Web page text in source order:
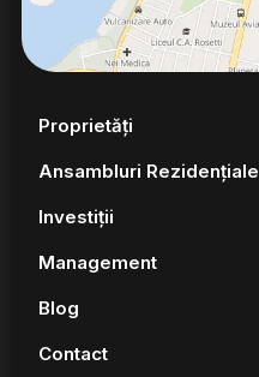
Proprietăți
Ansambluri Rezidențiale
Investiții
Management
Blog
Contact